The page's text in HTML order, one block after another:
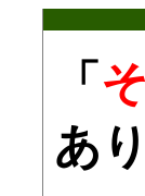
「
あ